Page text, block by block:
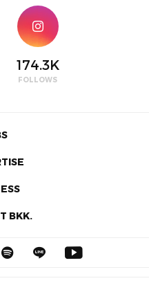
174.3K
FOLLOWS
BKK.
BKKMENU Co., Ltd.